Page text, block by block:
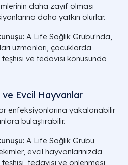
daha zayıf olması
daha yatkın olurlar.
A Life Sağlık Grubu'nda,
uzmanları, çocuklarda
teşhisi ve tedavisi konusunda
Evcil Hayvanlar
enfeksiyonlarına yakalanabilir
bulaştırabilir.
A Life Sağlık Grubu
evcil hayvanlarınızda
teşhisi, tedavisi ve önlenmesi